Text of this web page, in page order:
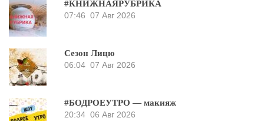
#КНИЖНАЯРУБРИКА
07:46 07 Авг 2026
Сезон Лицю
06:04 07 Авг 2026
#БОДРОЕУТРО — макияж
20:34 06 Авг 2026